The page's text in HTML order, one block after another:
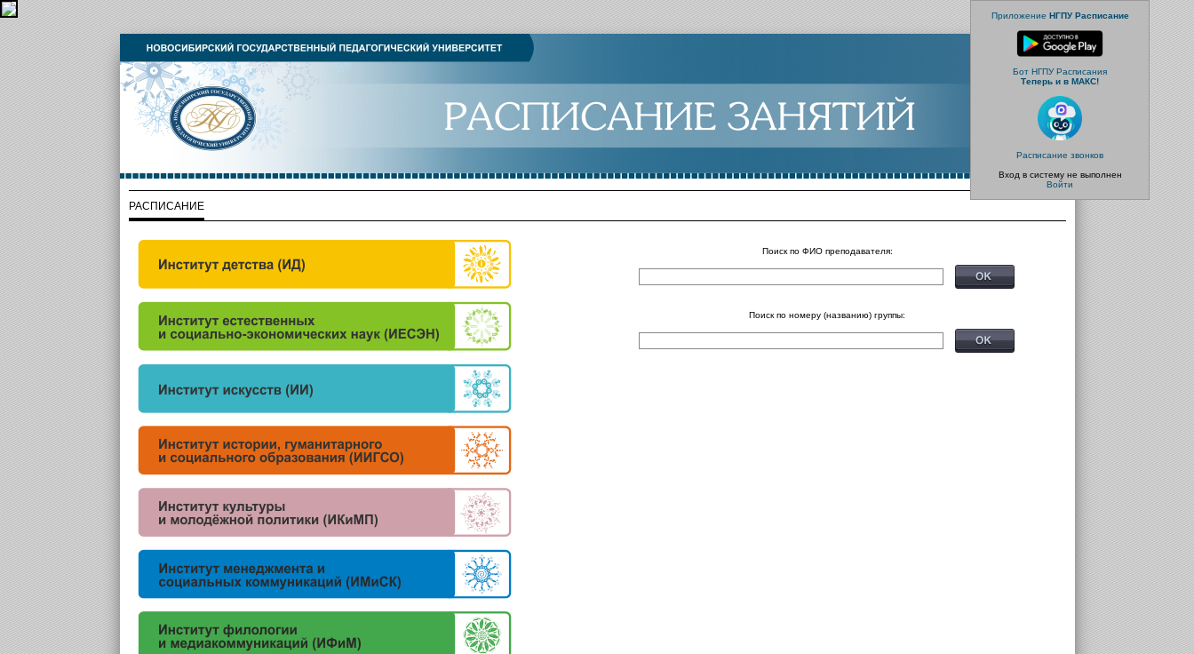
Приложение НГПУ Расписание
Бот НГПУ Расписания
Теперь и в МАКС!
Расписание звонков
Вход в систему не выполнен
Войти
РАСПИСАНИЕ
Поиск по ФИО преподавателя:
Поиск по номеру (названию) группы: